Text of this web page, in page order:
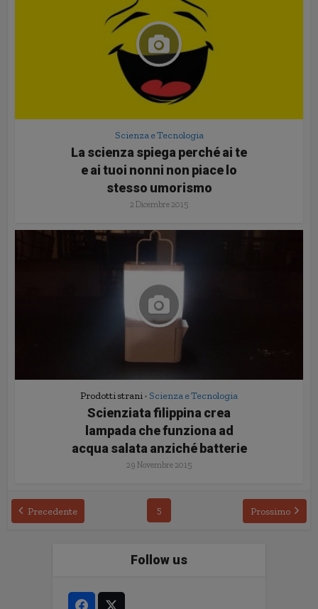
Scienza e Tecnologia
La scienza spiega perché ai te
e ai tuoi nonni non piace lo
stesso umorismo
2 Dicembre 2015
Prodotti strani • Scienza e Tecnologia
Scienziata filippina crea
lampada che funziona ad
acqua salata anziché batterie
29 Novembre 2015
Precedente 5 Prossimo
Follow us